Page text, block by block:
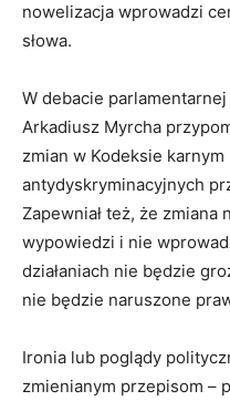
nowelizacja wprowadzi
słowa.
W debacie
Arkadiusz Myrcha
zmian w Kodeksie
antydyskryminacyjnych
Zapewniał też, że
wypowiedzi i nie
działaniach nie będzie
nie będzie naruszone
Ironia lub poglądy
zmienianym przepisom –